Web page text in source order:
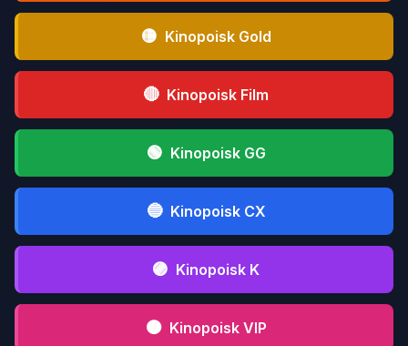
🟡 Kinopoisk Gold
🔴 Kinopoisk Film
🟢 Kinopoisk GG
🔵 Kinopoisk CX
🟣 Kinopoisk K
🟤 Kinopoisk VIP